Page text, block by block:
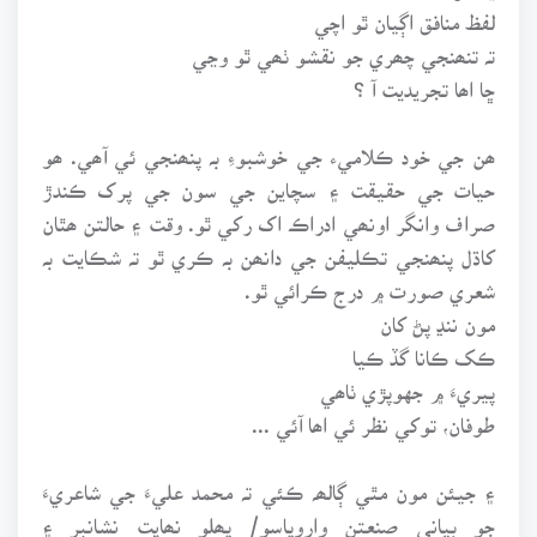
لفظ منافق اڳيان ٿو اچي
تہ تنھنجي چھري جو نقشو ٺھي ٿو وڃي
ڇا اھا تجريديت آ ؟
ھن جي خود ڪلاميء جي خوشبوءِ بہ پنھنجي ئي آھي. ھو
حيات جي حقيقت ۽ سچاين جي سون جي پرک ڪندڙ
صراف وانگر اونھي ادراڪ اک رکي ٿو. وقت ۽ حالتن ھٿان
کاڌل پنھنجي تڪليفن جي دانھن بہ ڪري ٿو تہ شڪايت بہ
شعري صورت ۾ درج ڪرائي ٿو.
مون ننڍ پڻ کان
ڪک ڪانا گڏ ڪيا
پيريءَ ۾ جهوپڙي ٺاھي
طوفان، توکي نظر ئي اھا آئي ...
۽ جيئن مون مٿي ڳالھہ ڪئي تہ محمد عليءَ جي شاعريءَ
جو بياني صنعتن واروپاسو/ پھلو نھايت نشانبر ۽